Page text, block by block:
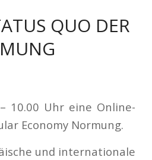
QUO DER
10.00 Uhr eine Online-
Economy Normung.
und internationale